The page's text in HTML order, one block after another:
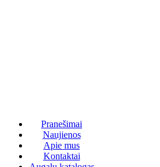
Pranešimai
Naujienos
Apie mus
Kontaktai